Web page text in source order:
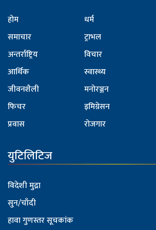
होम
समाचार
अन्तर्राष्ट्रिय
आर्थिक
जीवनशैली
फिचर
प्रवास
धर्म
ट्राभल
विचार
स्वास्थ्य
मनोरञ्जन
इमिग्रेसन
रोजगार
युटिलिटिज
विदेशी मुद्रा
सुन/चाँदी
हावा गुणस्तर सूचकांक